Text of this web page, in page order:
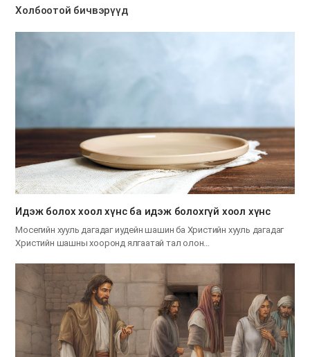
Холбоотой бичвэрүүд
Идэж болох хоол хүнс ба идэж болохгүй хоол хүнс
Мосегийн хууль дагадаг иудейн шашин ба Христийн хууль дагадаг
Христийн шашны хооронд ялгаатай тал олон…